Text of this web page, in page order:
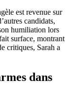
est revenue sur
candidats,
humiliation lors
surface, montrant
critiques, Sarah a
dans